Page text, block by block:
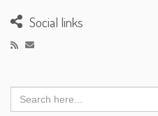
Social links
Search
for: